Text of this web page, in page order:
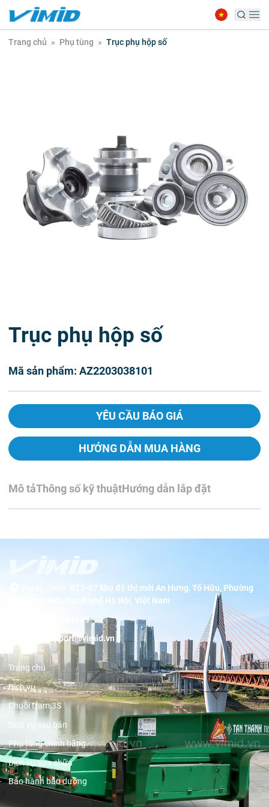
Trang chủ » Phụ tùng » Trục phụ hộp số
Trục phụ hộp số
Mã sản phẩm: AZ2203038101
YÊU CẦU BÁO GIÁ
HƯỚNG DẪN MUA HÀNG
Mô tảThông số kỹ thuậtHướng dẫn lắp đặt
BT1-07 khu đô thị mới An Hưng, Tố Hữu, Phường
Dương Nội, thành phố Hà Nội, Việt Nam
19001089
support@vimid.vn
Trang chủ
Dịch vụ
Chuỗi trạm 3S
Dịch vụ sau bán
Phụ tùng chính hãng
Dịch vụ sửa chữa
Bảo hành bảo dưỡng